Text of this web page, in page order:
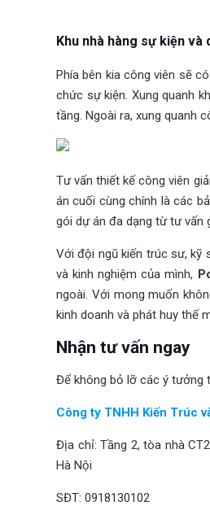
Khu nhà hàng sự kiện và
Phía bên kia công viên sẽ
chức sự kiện. Xung quanh
tầng. Ngoài ra, xung quanh
Tư vấn thiết kế công viên
án cuối cùng chính là các
gói dự án đa dạng từ tư vấn
Với đội ngũ kiến trúc sư, kỹ
và kinh nghiệm của mình,
ngoài. Với mong muốn
kinh doanh và phát huy thế
Nhận tư vấn ngay
Để không bỏ lỡ các ý tưởng
Công ty TNHH Kiến Trúc
Địa chỉ: Tầng 2, tòa nhà
Hà Nội
SĐT: 0918130102